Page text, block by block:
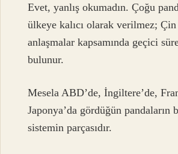
Evet, yanlış okumadın. Çoğu
ülkeye kalıcı olarak verilmez;
anlaşmalar kapsamında geçici
bulunur.
Mesela ABD’de, İngiltere’de,
Japonya’da gördüğün pandaların
sistemin parçasıdır.